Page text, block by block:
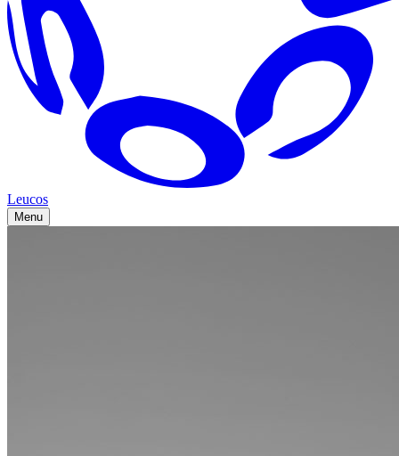
Leucos
Menu